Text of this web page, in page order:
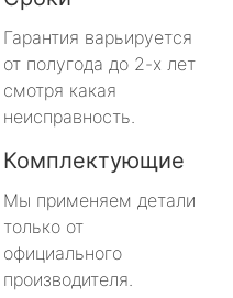
Гарантия варьируется
от полугода до 2-х лет
смотря какая
неисправность.
Комплектующие
Мы применяем детали
только от
официального
производителя.